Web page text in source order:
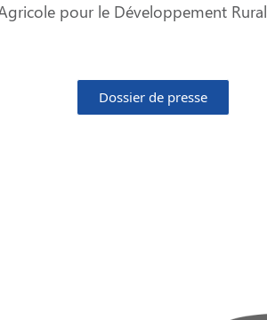
pour le Développement Rural
Dossier de presse